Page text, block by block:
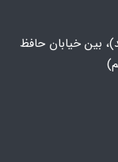
بین خیابان حافظ